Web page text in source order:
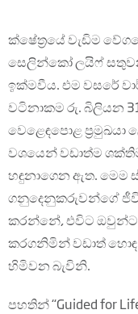
ක්ෂේත්‍රයේ වැඩිම
සෙලින්කෝ ලයිෆ් සතුවන
ඉක්මවීය. එම වසරේ
වටිනාකම රු. බිලියන
වෙළෙඳපොළ ප්‍රමුඛයා
වශයෙන් වඩාත්ම
හඳුනාගෙන ඇත. මෙම
ගනුදෙනුකරුවන්ගේ
කරන්නේ, එවිට ඔවුන්ට
කරගනිමින් වඩාත්
හිමිවන බැවිනි.
පහතින් “Guided for